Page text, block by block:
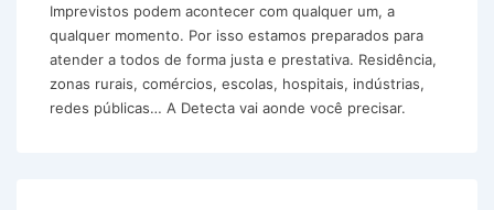
Imprevistos podem acontecer com qualquer um, a
qualquer momento. Por isso estamos preparados para
atender a todos de forma justa e prestativa. Residência,
zonas rurais, comércios, escolas, hospitais, indústrias,
redes públicas… A Detecta vai aonde você precisar.